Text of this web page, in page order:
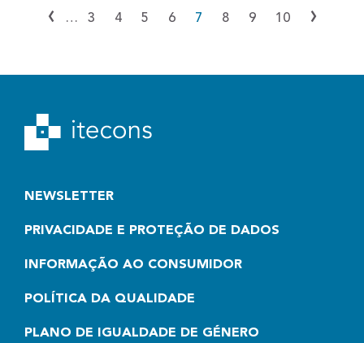
‹ … 3 4 5 6 7 8 9 10 ›
NEWSLETTER
PRIVACIDADE E PROTEÇÃO DE DADOS
INFORMAÇÃO AO CONSUMIDOR
POLÍTICA DA QUALIDADE
PLANO DE IGUALDADE DE GÉNERO